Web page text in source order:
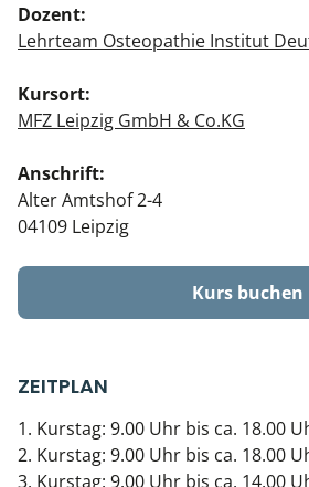
Dozent:
Lehrteam Osteopathie Institut
Kursort:
MFZ Leipzig GmbH & Co.KG
Anschrift:
Alter Amtshof 2-4
04109 Leipzig
Kurs buchen
ZEITPLAN
1. Kurstag: 9.00 Uhr bis ca. 18.00
2. Kurstag: 9.00 Uhr bis ca. 18.00
3. Kurstag: 9.00 Uhr bis ca. 14.00